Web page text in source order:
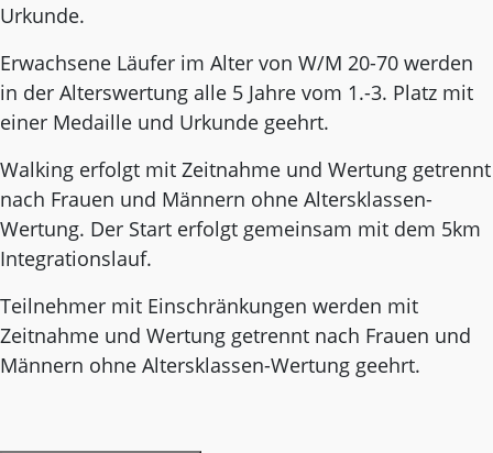
Urkunde.
Erwachsene Läufer im Alter von W/M 20-70 werden
in der Alterswertung alle 5 Jahre vom 1.-3. Platz mit
einer Medaille und Urkunde geehrt.
Walking erfolgt mit Zeitnahme und Wertung getrennt
nach Frauen und Männern ohne Altersklassen-
Wertung. Der Start erfolgt gemeinsam mit dem 5km
Integrationslauf.
Teilnehmer mit Einschränkungen werden mit
Zeitnahme und Wertung getrennt nach Frauen und
Männern ohne Altersklassen-Wertung geehrt.